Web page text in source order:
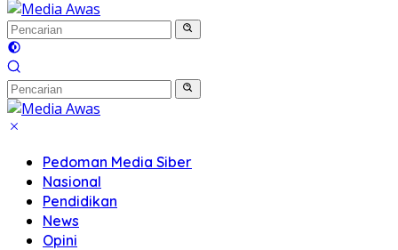
Pedoman Media Siber
Nasional
Pendidikan
News
Opini